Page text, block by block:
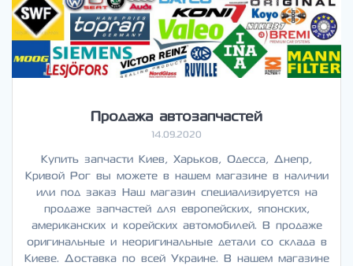
Продажа автозапчастей
14.09.2020
Купить запчасти Киев, Харьков, Одесса, Днепр,
Кривой Рог вы можете в нашем магазине в наличии
или под заказ Наш магазин специализируется на
продаже запчастей для европейских, японских,
американских и корейских автомобилей. В продаже
оригинальные и неоригинальные детали со склада в
Киеве. Доставка по всей Украине. В нашем магазине